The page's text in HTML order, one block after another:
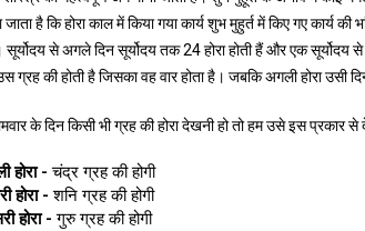
है कि होरा काल में किया गया कार्य शुभ मुहुर्त में किए गए कार्य की
सूर्योदय से अगले दिन सूर्योदय तक 24 होरा होती हैं और एक
ग्रह की होती है जिसका वह वार होता है। जबकि अगली होरा उसी
के दिन किसी भी ग्रह की होरा देखनी हो तो हम उसे इस प्रकार से
होरा -चंद्र ग्रह की होगी
होरा -शनि ग्रह की होगी
होरा -गुरु ग्रह की होगी